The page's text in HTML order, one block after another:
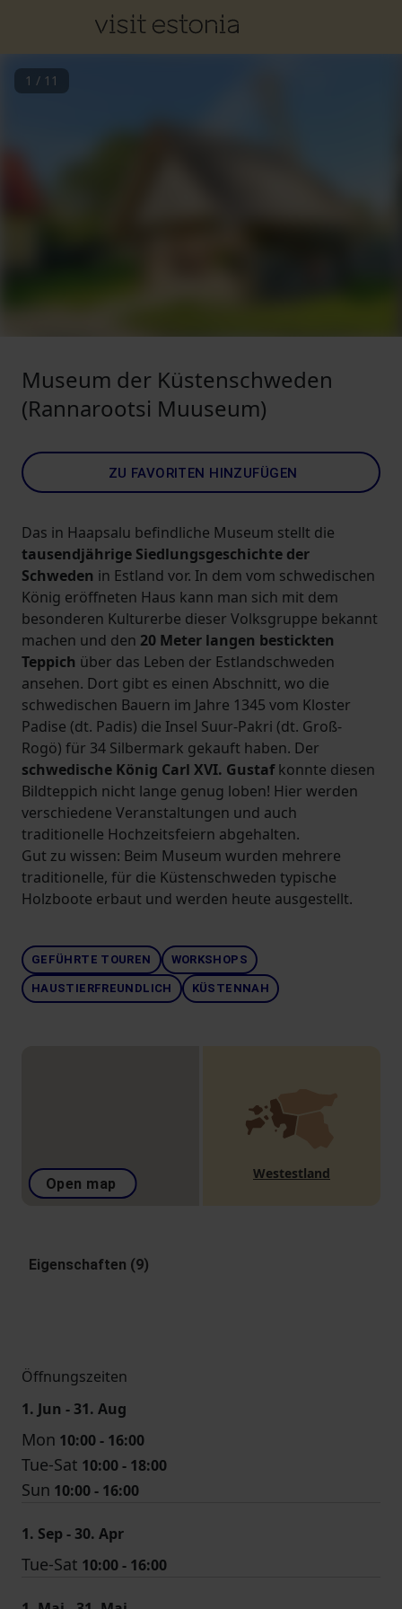
1 / 11
Museum der Küstenschweden
(Rannarootsi Muuseum)
ZU FAVORITEN HINZUFÜGEN
Das in Haapsalu befindliche Museum stellt die
tausendjährige Siedlungsgeschichte der
Schweden in Estland vor. In dem vom schwedischen
König eröffneten Haus kann man sich mit dem
besonderen Kulturerbe dieser Volksgruppe bekannt
machen und den 20 Meter langen bestickten
Teppich über das Leben der Estlandschweden
ansehen. Dort gibt es einen Abschnitt, wo die
schwedischen Bauern im Jahre 1345 vom Kloster
Padise (dt. Padis) die Insel Suur-Pakri (dt. Groß-
Rogö) für 34 Silbermark gekauft haben. Der
schwedische König Carl XVI. Gustafkonnte diesen
Bildteppich nicht lange genug loben! Hier werden
verschiedene Veranstaltungen und auch
traditionelle Hochzeitsfeiern abgehalten.
Gut zu wissen: Beim Museum wurden mehrere
traditionelle, für die Küstenschweden typische
Holzboote erbaut und werden heute ausgestellt.
GEFÜHRTE TOUREN WORKSHOPS
HAUSTIERFREUNDLICH KÜSTENNAH
Open map
Westestland
Eigenschaften (9)
Öffnungszeiten
1. Jun - 31. Aug
Mon 10:00 - 16:00
Tue-Sat 10:00 - 18:00
Sun 10:00 - 16:00
1. Sep - 30. Apr
Tue-Sat 10:00 - 16:00